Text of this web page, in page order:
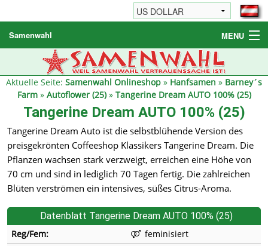
Samenwahl MENU
Hanfsamen
Weitere Produkte
Bestellhinweise / FAQ
Reseller
Aktuelle Seite: Samenwahl Onlineshop » Hanfsamen » Barney´s
Farm» Autoflower (25)» Tangerine Dream AUTO 100% (25)
Tangerine Dream AUTO 100% (25)
Tangerine Dream Auto ist die selbstblühende Version des
preisgekrönten Coffeeshop Klassikers Tangerine Dream. Die
Pflanzen wachsen stark verzweigt, erreichen eine Höhe von
70 cm und sind in lediglich 70 Tagen fertig. Die zahlreichen
Blüten verströmen ein intensives, süßes Citrus-Aroma.
Datenblatt Tangerine Dream AUTO 100% (25)
Reg/Fem:
feminisiert